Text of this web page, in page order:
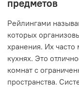
предметов
Рейлингами
которых
хранения. Их
кухнях. Это
комнат с
пространства.